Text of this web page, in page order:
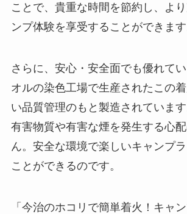
ことで、貴重な時間を節約し、よ
ンプ体験を享受することができます
さらに、安心・安全面でも優れて
オルの染色工場で生産されたこの
い品質管理のもと製造されています
有害物質や有害な煙を発生する心
ん。安全な環境で楽しいキャンプ
ことができるのです。
「今治のホコリで簡単着火！キャ